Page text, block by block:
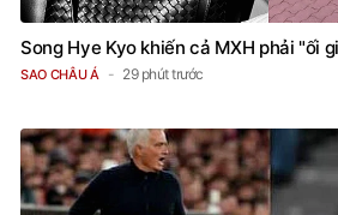
Song Hye Kyo khiến cả MXH phải "ối
SAO CHÂU Á 29 phút trước